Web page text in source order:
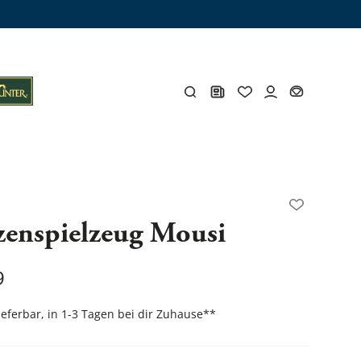
Mousi
in 1-3 Tagen bei dir Zuhause**